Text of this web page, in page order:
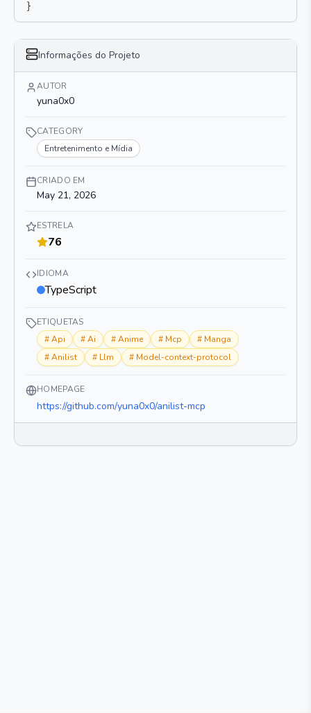
}
Informações do Projeto
AUTOR
yuna0x0
CATEGORY
Entretenimento e Mídia
CRIADO EM
May 21, 2026
ESTRELA
76
IDIOMA
TypeScript
ETIQUETAS
#Api #Ai #Anime # Mcp # Manga
#Anilist # Llm # Model-context-protocol
HOMEPAGE
https://github.com/yuna0x0/anilist-mcp